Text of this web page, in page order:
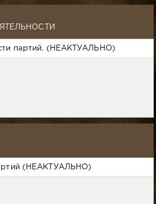
партий. (НЕАКТУАЛЬНО)
(НЕАКТУАЛЬНО)